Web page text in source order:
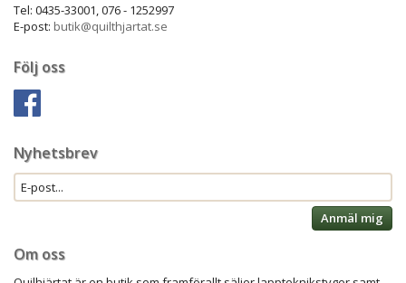
Tel: 0435-33001, 076 - 1252997
E-post: butik@quilthjartat.se
Följ oss
Nyhetsbrev
Anmäl mig
Om oss